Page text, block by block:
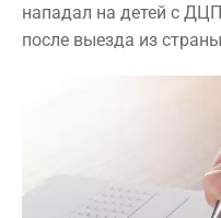
нападал на детей с
после выезда из